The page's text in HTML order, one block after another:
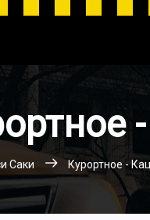
Саки Курортное -